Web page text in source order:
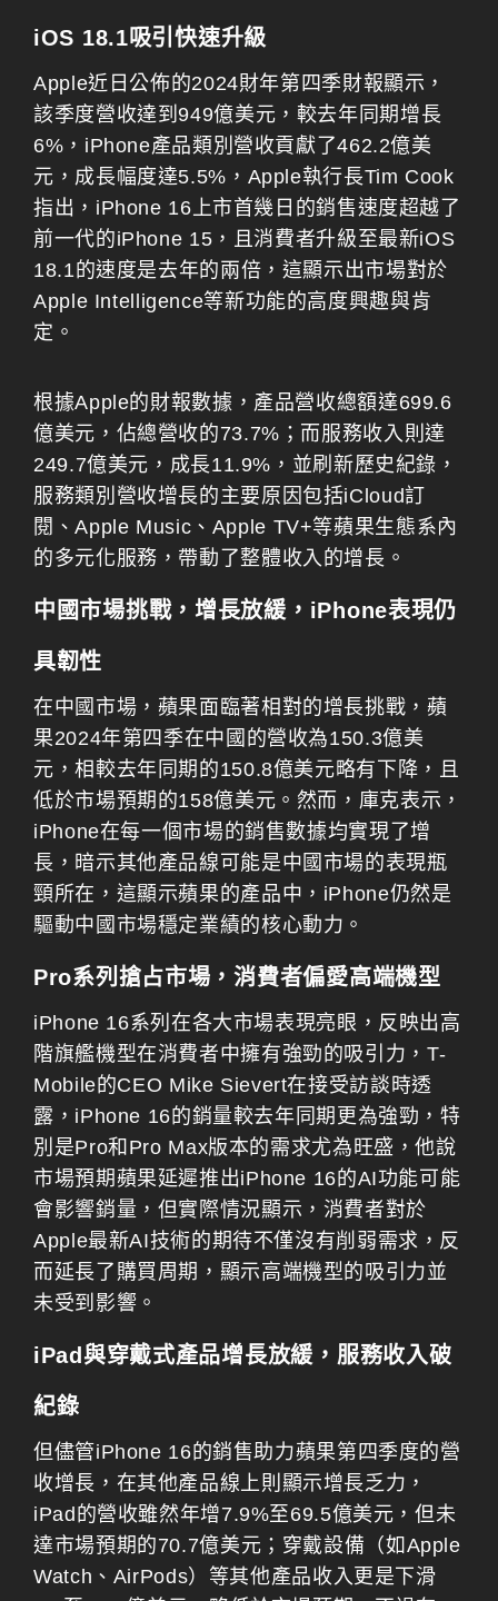
iOS 18.1吸引快速升級
Apple近日公佈的2024財年第四季財報顯示，
該季度營收達到949億美元，較去年同期增長
6%，iPhone產品類別營收貢獻了462.2億美
元，成長幅度達5.5%，Apple執行長Tim Cook
指出，iPhone 16上市首幾日的銷售速度超越了
前一代的iPhone 15，且消費者升級至最新iOS
18.1的速度是去年的兩倍，這顯示出市場對於
Apple Intelligence等新功能的高度興趣與肯
定。
根據Apple的財報數據，產品營收總額達699.6
億美元，佔總營收的73.7%；而服務收入則達
249.7億美元，成長11.9%，並刷新歷史紀錄，
服務類別營收增長的主要原因包括iCloud訂
閱、Apple Music、Apple TV+等蘋果生態系內
的多元化服務，帶動了整體收入的增長。
中國市場挑戰，增長放緩，iPhone表現仍
具韌性
在中國市場，蘋果面臨著相對的增長挑戰，蘋
果2024年第四季在中國的營收為150.3億美
元，相較去年同期的150.8億美元略有下降，且
低於市場預期的158億美元。然而，庫克表示，
iPhone在每一個市場的銷售數據均實現了增
長，暗示其他產品線可能是中國市場的表現瓶
頸所在，這顯示蘋果的產品中，iPhone仍然是
驅動中國市場穩定業績的核心動力。
Pro系列搶占市場，消費者偏愛高端機型
iPhone 16系列在各大市場表現亮眼，反映出高
階旗艦機型在消費者中擁有強勁的吸引力，T-
Mobile的CEO Mike Sievert在接受訪談時透
露，iPhone 16的銷量較去年同期更為強勁，特
別是Pro和Pro Max版本的需求尤為旺盛，他說
市場預期蘋果延遲推出iPhone 16的AI功能可能
會影響銷量，但實際情況顯示，消費者對於
Apple最新AI技術的期待不僅沒有削弱需求，反
而延長了購買周期，顯示高端機型的吸引力並
未受到影響。
iPad與穿戴式產品增長放緩，服務收入破
紀錄
但儘管iPhone 16的銷售助力蘋果第四季度的營
收增長，在其他產品線上則顯示增長乏力，
iPad的營收雖然年增7.9%至69.5億美元，但未
達市場預期的70.7億美元；穿戴設備（如Apple
Watch、AirPods）等其他產品收入更是下滑